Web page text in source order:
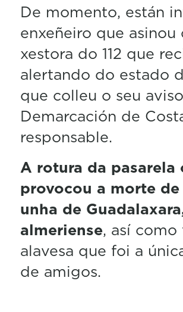
De momento, están
enxeñeiro que
xestora do 112 que
alertando do estado
que colleu o seu
Demarcación de
responsable.
A rotura da
provocou a morte
unha de
almeriense, así
alavesa que foi a
de amigos.